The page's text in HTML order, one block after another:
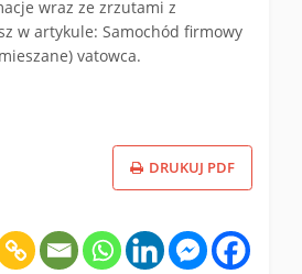
wraz ze zrzutami z
w artykule: Samochód firmowy
vatowca.
DRUKUJ PDF